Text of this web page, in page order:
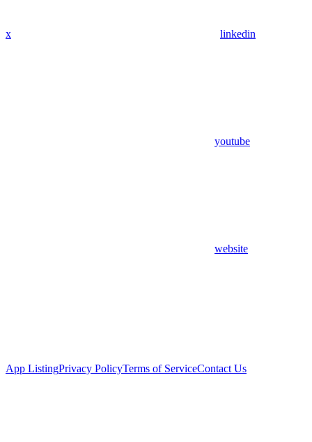
x linkedin
youtube
website
App ListingPrivacy PolicyTerms of ServiceContact Us